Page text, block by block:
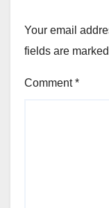
Your email
fields are marked
Comment*